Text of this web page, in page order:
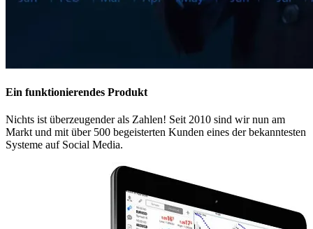
Ein funktionierendes Produkt
Nichts ist überzeugender als Zahlen! Seit 2010 sind wir nun am
Markt und mit über 500 begeisterten Kunden eines der bekanntesten
Systeme auf Social Media.